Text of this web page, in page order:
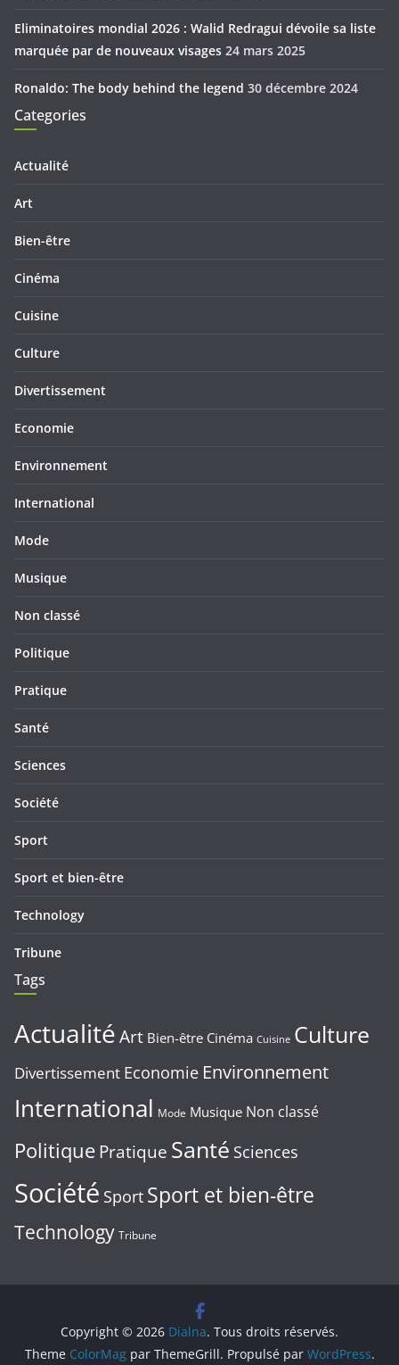
Eliminatoires mondial 2026 : Walid Redragui dévoile sa liste
marquée par de nouveaux visages 24 mars 2025
Ronaldo: The body behind the legend 30 décembre 2024
Categories
Actualité
Art
Bien-être
Cinéma
Cuisine
Culture
Divertissement
Economie
Environnement
International
Mode
Musique
Non classé
Politique
Pratique
Santé
Sciences
Société
Sport
Sport et bien-être
Technology
Tribune
Tags
ActualitéArt Bien-être Cinéma Cuisine Culture
Divertissement Economie Environnement
International Mode Musique Non classé
Politique Pratique Santé Sciences
Société Sport Sport et bien-être
Technology Tribune
Copyright © 2026 Dialna. Tous droits réservés.
Theme ColorMagpar ThemeGrill. Propulsé par WordPress.